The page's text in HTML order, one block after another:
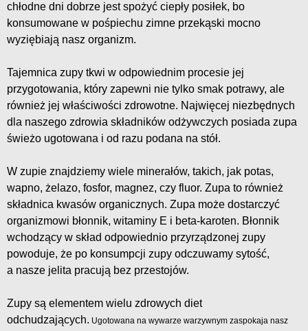
chłodne dni dobrze jest spożyć ciepły posiłek, bo
konsumowane w pośpiechu zimne przekąski mocno
wyziębiają nasz organizm.
Tajemnica zupy tkwi w odpowiednim procesie jej
przygotowania, który zapewni nie tylko smak potrawy, ale
również jej właściwości zdrowotne. Najwięcej niezbędnych
dla naszego zdrowia składników odżywczych posiada zupa
świeżo ugotowana i od razu podana na stół.
W zupie znajdziemy wiele minerałów, takich, jak potas,
wapno, żelazo, fosfor, magnez, czy fluor. Zupa to również
składnica kwasów organicznych. Zupa może dostarczyć
organizmowi błonnik, witaminy E i beta-karoten. Błonnik
wchodzący w skład odpowiednio przyrządzonej zupy
powoduje, że po konsumpcji zupy odczuwamy sytość,
a nasze jelita pracują bez przestojów.
Zupy są elementem wielu zdrowych diet
odchudzających. Ugotowana na wywarze warzywnym zaspokaja nasz